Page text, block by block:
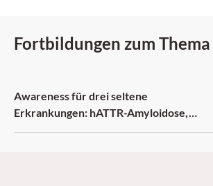
Fortbildungen zum Thema
Awareness für drei seltene
Erkrankungen: hATTR-Amyloidose,